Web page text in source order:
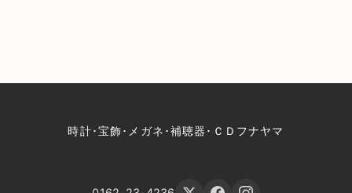
時計･宝飾･メガネ･補聴器･ＣＤフナヤマ